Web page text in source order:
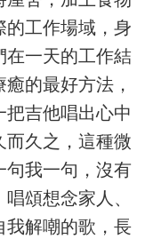
的工作場域 ， 身
一天的工作結
的最好方法，
吉他唱出心中
久之，這種微
句我一句，沒有
頌想念家人、
我解嘲的歌，長